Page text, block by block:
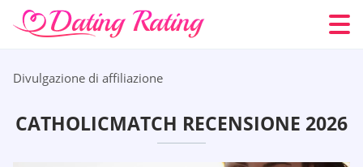
Divulgazione di affiliazione
CATHOLICMATCH RECENSIONE 2026